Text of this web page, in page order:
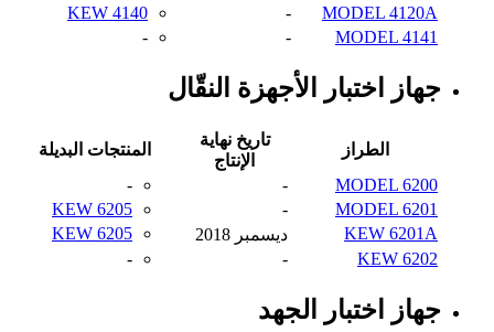
MODEL 4120A
-
KEW 4140
MODEL 4141
-
-
جهاز اختبار الأجهزة النقّال
الطراز
تاريخ نهاية
الإنتاج
المنتجات البديلة
MODEL 6200
-
-
MODEL 6201
-
KEW 6205
KEW 6201A
ديسمبر 2018
KEW 6205
KEW 6202
-
-
جهاز اختبار الجهد